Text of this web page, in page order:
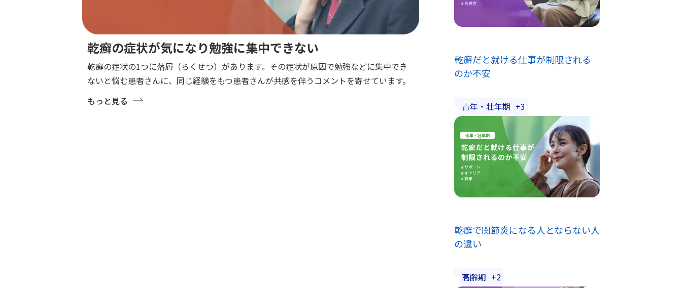
乾癬の症状が気になり勉強に集中できない
乾癬の症状の1つに落屑（らくせつ）があります。その症状が原因で勉強などに集中でき
ないと悩む患者さんに、同じ経験をもつ患者さんが共感を伴うコメントを寄せています。
もっと見る
乾癬だと就ける仕事が制限される
のか不安
青年・壮年期 +3
乾癬で関節炎になる人とならない人
の違い
高齢期 +2